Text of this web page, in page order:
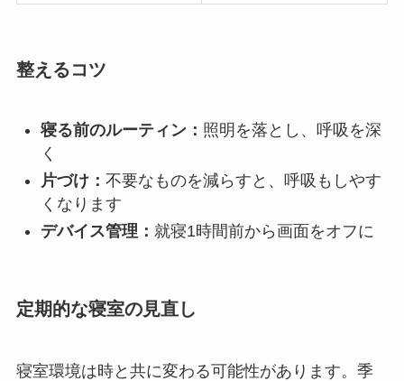
整えるコツ
寝る前のルーティン： 照明を落とし、呼吸を深
く
片づけ： 不要なものを減らすと、呼吸もしやす
くなります
デバイス管理： 就寝1時間前から画面をオフに
定期的な寝室の見直し
寝室環境は時と共に変わる可能性があります。季